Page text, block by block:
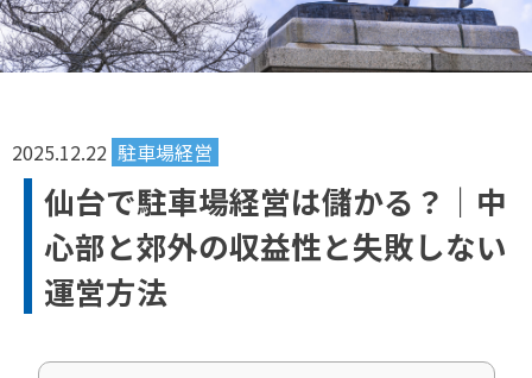
2025.12.22 駐車場経営
仙台で駐車場経営は儲かる？｜中
心部と郊外の収益性と失敗しない
運営方法